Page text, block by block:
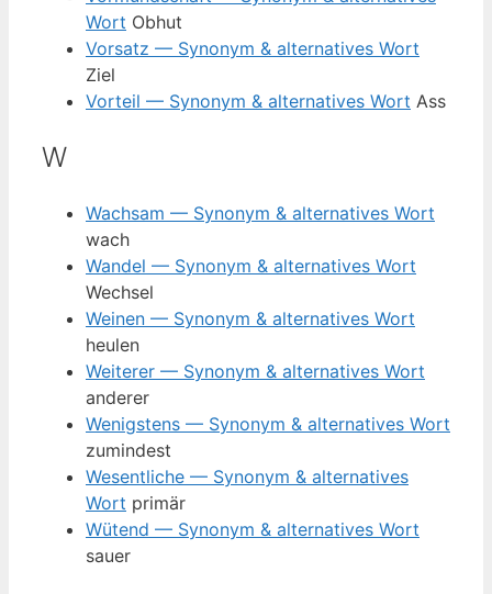
Wort Obhut
Vorsatz — Synonym & alternatives Wort
Ziel
Vorteil — Synonym & alternatives Wort Ass
W
Wachsam — Synonym & alternatives Wort
wach
Wandel — Synonym & alternatives Wort
Wechsel
Weinen — Synonym & alternatives Wort
heulen
Weiterer — Synonym & alternatives Wort
anderer
Wenigstens — Synonym & alternatives Wort
zumindest
Wesentliche — Synonym & alternatives
Wort primär
Wütend — Synonym & alternatives Wort
sauer